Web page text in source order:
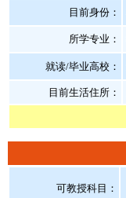
目前身份：
所学专业：
就读/毕业高校：
目前生活住所：
可教授科目：